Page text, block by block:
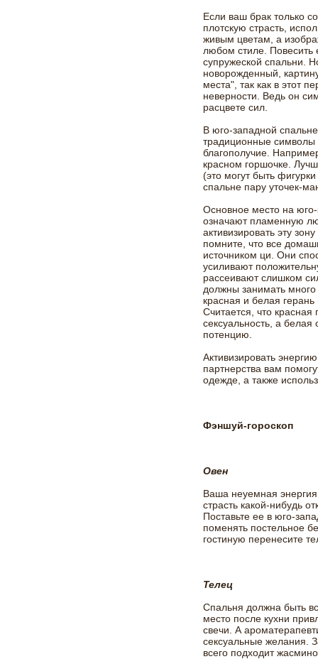
Если ваш брак только
плотскую страсть,
живым цветам, а
любом стиле. Повесить
супружеской спальни.
новорожденный,
места", так как в этот
неверности. Ведь он
расцвете сил.
В юго-западной
традиционные
благополучие.
красном горшочке.
(это могут быть
спальне пару уточек-
Основное место на
означают пламенную
активизировать эту
помните, что все
источником ци. Они
усиливают
рассеивают слишком
должны занимать
красная и белая
Считается, что красная
сексуальность, а
потенцию.
Активизировать
партнерства вам
одежде, а также
Фэншуй-гороскоп
Овен
Ваша неуемная
страсть какой-нибудь
Поставьте ее в юго-
поменять постельное
гостиную перенесите
Телец
Спальня должна быть
место после кухни
свечи. А
сексуальные желания.
всего подходит